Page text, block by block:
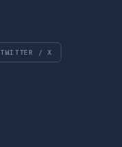
TWITTER / X